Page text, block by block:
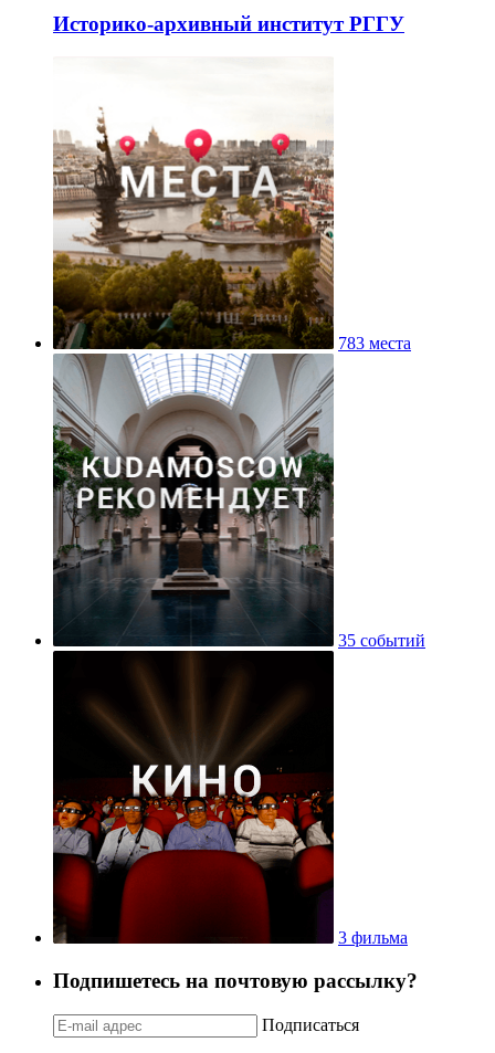
Историко-архивный институт РГГУ
783 места
35 событий
3 фильма
Подпишетесь на почтовую рассылку?
Подписаться